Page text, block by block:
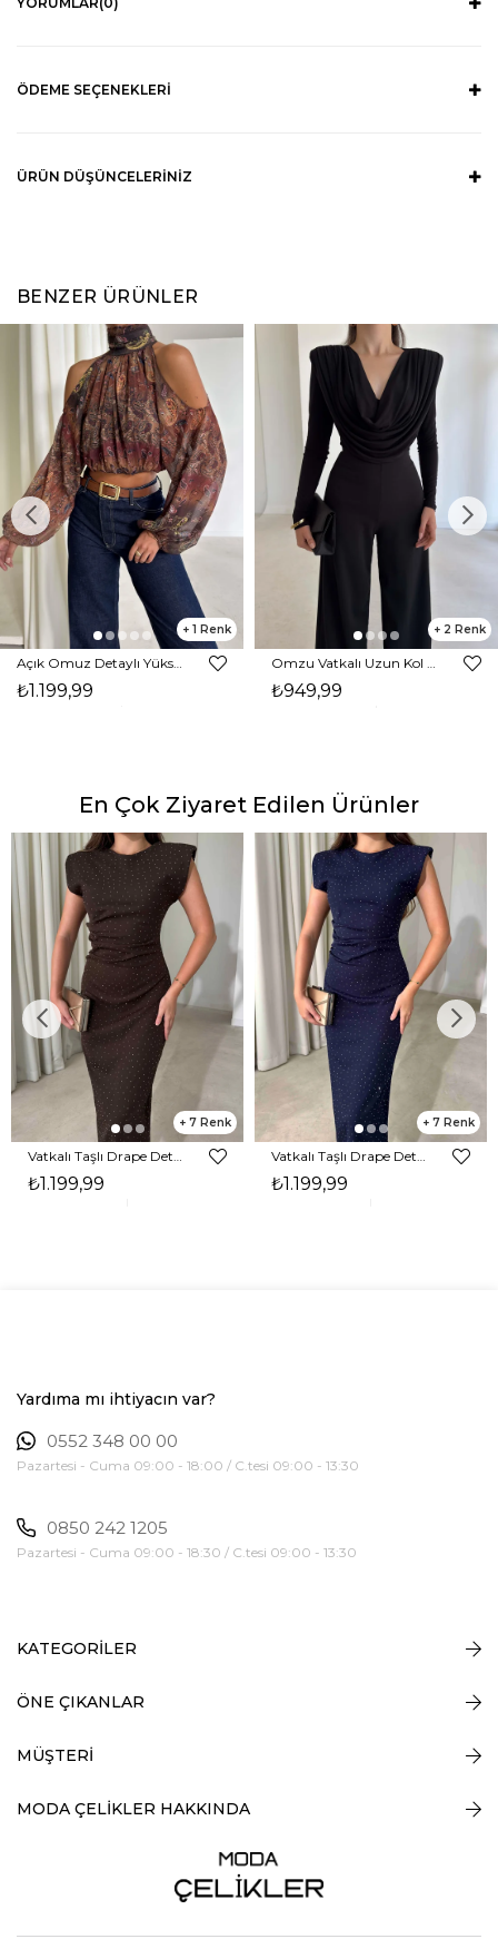
ÖDEME SEÇENEKLERI
ÜRÜN DÜŞÜNCELERINIZ
BENZER ÜRÜNLER
1
₺1.199,99
2
₺949,99
En Çok Ziyaret Edilen Ürünler
7
₺1.199,99
7
₺1.199,99
Yardıma mı ihtiyacın var?
0552 348 00 00
Pazartesi - Cuma 09:00 - 18:00 / C.tesi 09:00 - 13:30
0850 242 1205
Pazartesi - Cuma 09:00 - 18:30 / C.tesi 09:00 - 13:30
KATEGORİLER
ÖNE ÇIKANLAR
MÜŞTERİ
MODA ÇELİKLER HAKKINDA